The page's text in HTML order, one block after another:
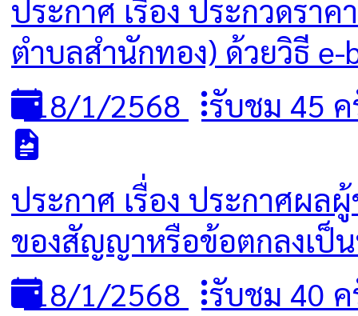
ประกาศ เรื่อง ประกวดรา
ตำบลสำนักทอง) ด้วยวิธี e-
18/1/2568 รับชม 45 ค
ประกาศ เรื่อง ประกาศผล
ของสัญญาหรือข้อตกลงเป็
18/1/2568 รับชม 40 ค